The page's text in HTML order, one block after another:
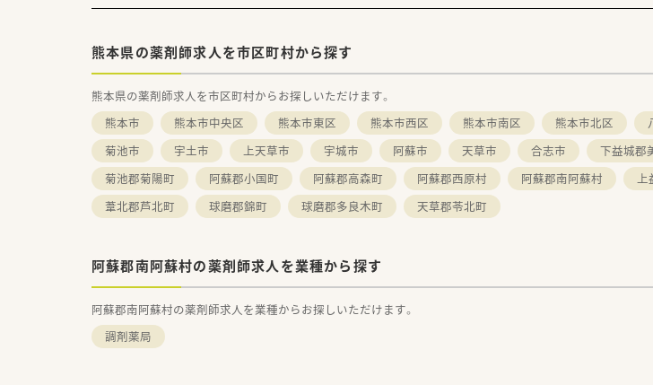
熊本県の薬剤師求人を市区町村から探す
熊本県の薬剤師求人を市区町村からお探しいただけます。
熊本市
熊本市中央区 熊本市東区 熊本市西区 熊本市南区 熊本市北区
菊池市
宇土市 上天草市 宇城市 阿蘇市 天草市 合志市 下益城郡
菊池郡菊陽町
阿蘇郡小国町 阿蘇郡高森町 阿蘇郡西原村 阿蘇郡南阿蘇村 上
葦北郡芦北町
球磨郡錦町 球磨郡多良木町 天草郡苓北町
阿蘇郡南阿蘇村の薬剤師求人を業種から探す
阿蘇郡南阿蘇村の薬剤師求人を業種からお探しいただけます。
調剤薬局